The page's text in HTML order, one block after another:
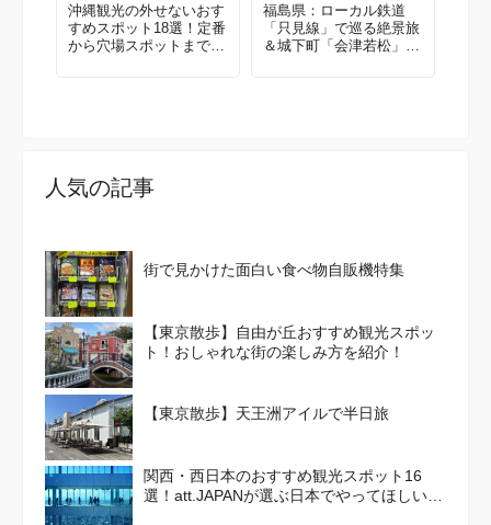
沖縄観光の外せないおす
すめスポット18選！定番
から穴場スポットまで徹
福島県：ローカル鉄道
「只見線」で巡る絶景旅
＆城下町「会津若松」で
人気の記事
街で見かけた面白い食べ物自販機特集
【東京散歩】自由が丘おすすめ観光スポッ
ト！おしゃれな街の楽しみ方を紹介！
【東京散歩】天王洲アイルで半日旅
関西・西日本のおすすめ観光スポット16
選！att.JAPANが選ぶ日本でやってほしいこ